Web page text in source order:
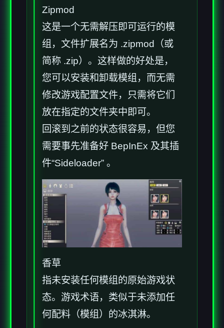
Zipmod
这是一个无需解压即可运行的模
组，文件扩展名为 .zipmod（或
简称 .zip）。这样做的好处是，
您可以安装和卸载模组，而无需
修改游戏配置文件，只需将它们
放在指定的文件夹中即可。
回滚到之前的状态很容易，但您
需要事先准备好 BepInEx 及其插
件“Sideloader” 。
香草
指未安装任何模组的原始游戏状
态。游戏术语，类似于未添加任
何配料（模组）的冰淇淋。